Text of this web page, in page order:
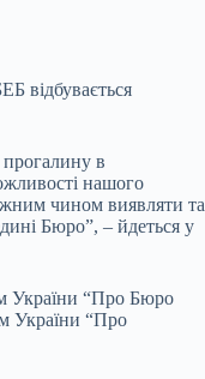
відбувається
в
нашого
чином виявляти та
Бюро”, – йдеться у
України “Про Бюро
України “Про